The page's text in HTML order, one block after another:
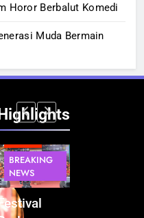
Horor Berbalut Komedi
Muda Bermain
BREAKING
NEWS